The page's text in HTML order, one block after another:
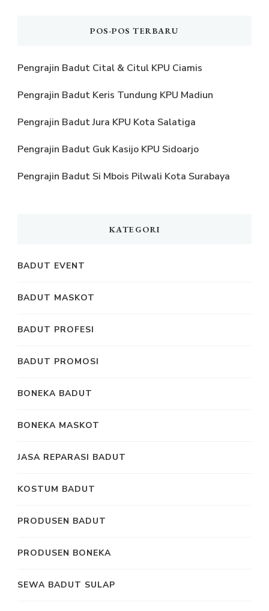
POS-POS TERBARU
Pengrajin Badut Cital & Citul KPU Ciamis
Pengrajin Badut Keris Tundung KPU Madiun
Pengrajin Badut Jura KPU Kota Salatiga
Pengrajin Badut Guk Kasijo KPU Sidoarjo
Pengrajin Badut Si Mbois Pilwali Kota Surabaya
KATEGORI
BADUT EVENT
BADUT MASKOT
BADUT PROFESI
BADUT PROMOSI
BONEKA BADUT
BONEKA MASKOT
JASA REPARASI BADUT
KOSTUM BADUT
PRODUSEN BADUT
PRODUSEN BONEKA
SEWA BADUT SULAP